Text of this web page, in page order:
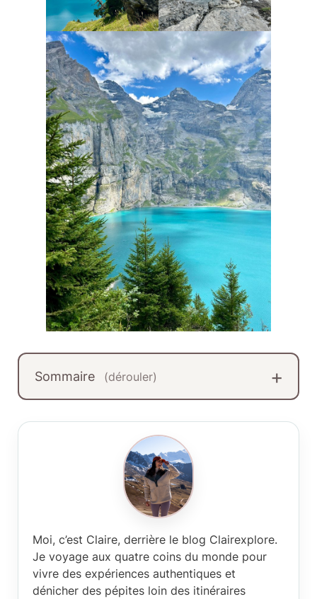
Sommaire (dérouler)
Moi, c’est Claire, derrière le blog Clairexplore.
Je voyage aux quatre coins du monde pour
vivre des expériences authentiques et
dénicher des pépites loin des itinéraires